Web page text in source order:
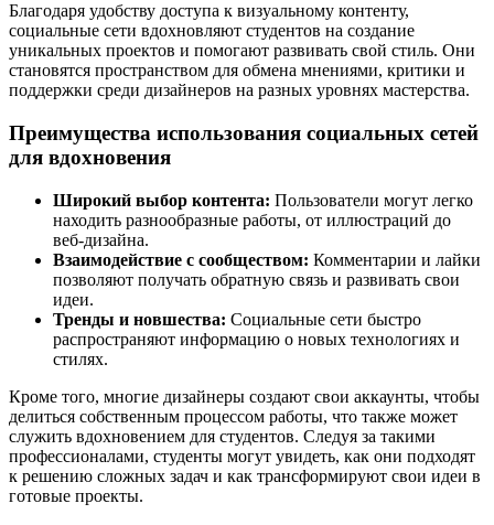
Благодаря удобству доступа к визуальному контенту,
социальные сети вдохновляют студентов на создание
уникальных проектов и помогают развивать свой стиль. Они
становятся пространством для обмена мнениями, критики и
поддержки среди дизайнеров на разных уровнях мастерства.
Преимущества использования социальных сетей
для вдохновения
Широкий выбор контента: Пользователи могут легко
находить разнообразные работы, от иллюстраций до
веб-дизайна.
Взаимодействие с сообществом: Комментарии и лайки
позволяют получать обратную связь и развивать свои
идеи.
Тренды и новшества: Социальные сети быстро
распространяют информацию о новых технологиях и
стилях.
Кроме того, многие дизайнеры создают свои аккаунты, чтобы
делиться собственным процессом работы, что также может
служить вдохновением для студентов. Следуя за такими
профессионалами, студенты могут увидеть, как они подходят
к решению сложных задач и как трансформируют свои идеи в
готовые проекты.